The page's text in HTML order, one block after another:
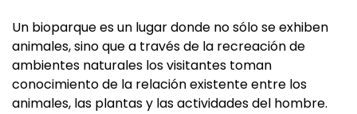
Un bioparque es un lugar donde no sólo se exhiben
animales, sino que a través de la recreación de
ambientes naturales los visitantes toman
conocimiento de la relación existente entre los
animales, las plantas y las actividades del hombre.